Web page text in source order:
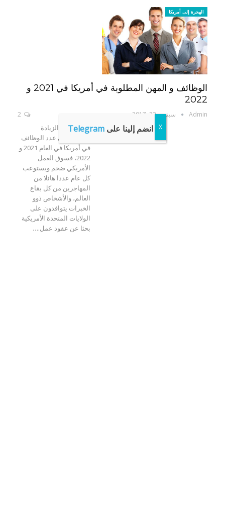
الهجرة إلى أمريكا
الوظائف و المهن المطلوبة في أمريكا في 2021 و
2022
Admin سبتمبر 22, 2017
من المتوقّع الزيادة
المرتقبة في عدد الوظائف
في أمريكا في العام 2021 و
2022، فسوق العمل
الأمريكي ضخم ويستوعب
كل عام عددا هائلا من
المهاجرين من كل بقاع
العالم، والأشخاص ذوو
الخبرات يتوافدون على
الولايات المتحدة الأمريكية
بحثا عن عقود عمل.…
انضم إلينا على Telegram